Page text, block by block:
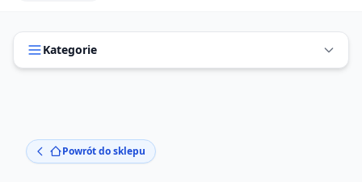
Kategorie
Powrót do sklepu